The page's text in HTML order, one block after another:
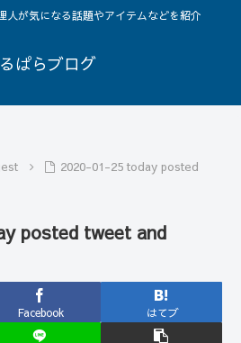
人が気になる話題やアイテムなどを紹介
ぱらブログ
2020-01-25 today posted
posted tweet and
Facebook はてブ